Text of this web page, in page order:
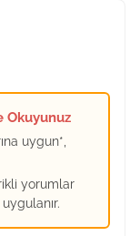
Okuyunuz
uygun*,
yorumlar